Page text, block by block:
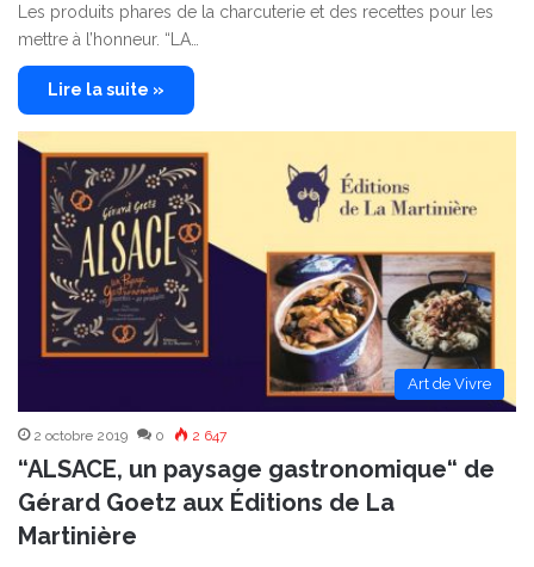
Les produits phares de la charcuterie et des recettes pour les
mettre à l’honneur. “LA…
Lire la suite »
Art de Vivre
2 octobre 2019 0 2 647
“ALSACE, un paysage gastronomique“ de
Gérard Goetz aux Éditions de La
Martinière